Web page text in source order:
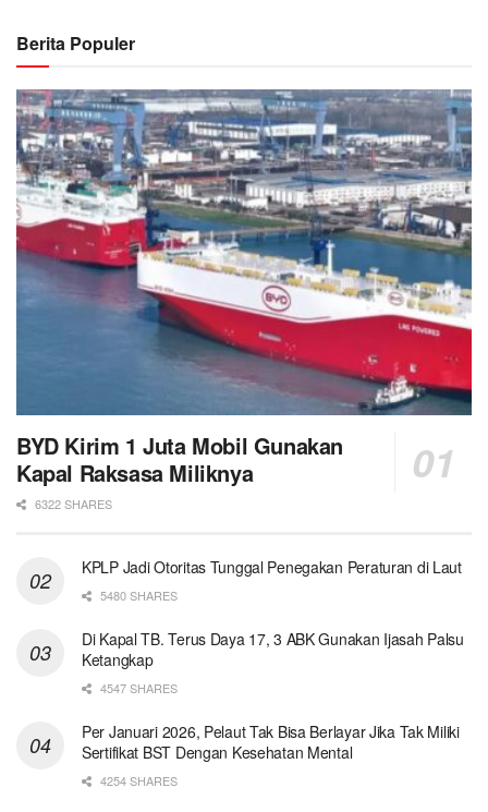
Berita Populer
BYD Kirim 1 Juta Mobil Gunakan
Kapal Raksasa Miliknya
6322 SHARES
KPLP Jadi Otoritas Tunggal Penegakan Peraturan di Laut
5480 SHARES
Di Kapal TB. Terus Daya 17, 3 ABK Gunakan Ijasah Palsu
Ketangkap
4547 SHARES
Per Januari 2026, Pelaut Tak Bisa Berlayar Jika Tak Miliki
Sertifikat BST Dengan Kesehatan Mental
4254 SHARES